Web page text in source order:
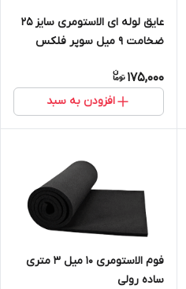
عایق لوله ای الاستومری سایز ۲۵
ضخامت ۹ میل سوپر فلکس
175,000
افزودن به سبد
فوم الاستومری 10 میل ۳ متری
ساده رولی